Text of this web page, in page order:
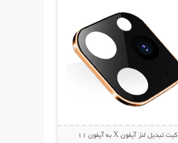
کیت تبدیل لنز آیفون X به آیفون 11